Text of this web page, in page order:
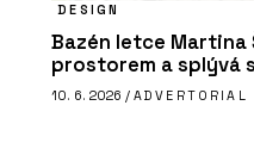
DESIGN
Bazén letce Martina
prostorem a splývá
10. 6. 2026 / ADVERTORIAL